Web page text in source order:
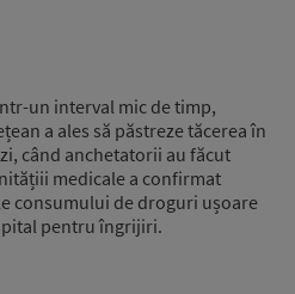
un interval mic de timp,
a ales să păstreze tăcerea în
când anchetatorii au făcut
medicale a confirmat
consumului de droguri ușoare
pentru îngrijiri.